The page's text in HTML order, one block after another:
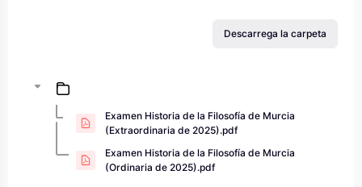
Descarrega la carpeta
Examen Historia de la Filosofía de Murcia
(Extraordinaria de 2025).pdf
Examen Historia de la Filosofía de Murcia
(Ordinaria de 2025).pdf